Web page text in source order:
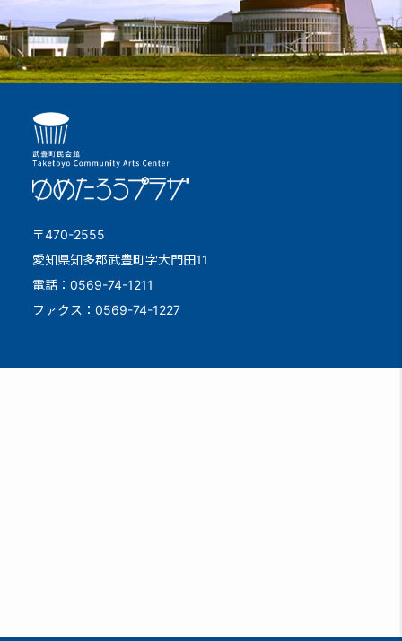
〒470-2555
愛知県知多郡武豊町字大門田11
電話：0569-74-1211
ファクス：0569-74-1227